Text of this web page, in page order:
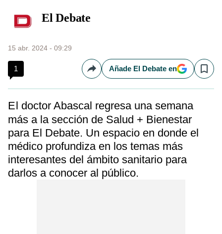
El Debate
15 abr. 2024 - 09:29
1 CompartirAñade El Debate en Save
El doctor Abascal regresa una semana
más a la sección de Salud + Bienestar
para El Debate. Un espacio en donde el
médico profundiza en los temas más
interesantes del ámbito sanitario para
darlos a conocer al público.